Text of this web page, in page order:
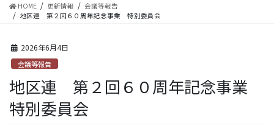
HOME 更新情報
会議等報告
地区連 第２回６０周年記念事業 特別委員会
2026年6月4日
会議等報告
地区連 第２回６０周年記念事業
特別委員会